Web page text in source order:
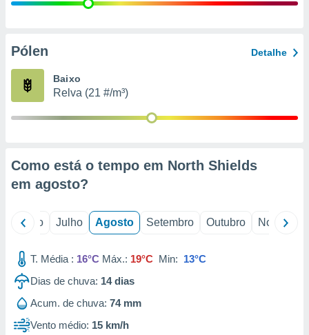
e
de
Pólen Detalhe
Baixo
Relva (21 #/m³)
Como está o tempo em North Shields
em agosto?
Junho Julho Agosto Setembro Outubro Novembro
T. Média : 16°C Máx.: 19°C Min: 13°C
Dias de chuva: 14dias
Acum. de chuva: 74 mm
Vento médio: 15 km/h